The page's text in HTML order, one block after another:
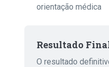
orientação médica
Resultado
O resultado